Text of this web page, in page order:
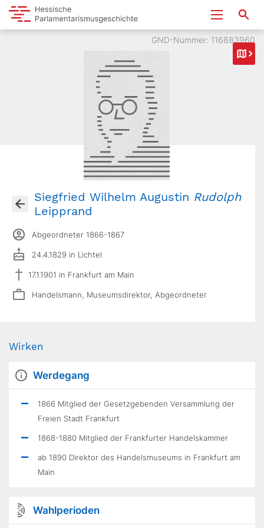
GND-Nummer: 116883960
Siegfried Wilhelm Augustin Rudolph
Leipprand
Abgeordneter 1866-1867
24.4.1829 in Lichtel
17.1.1901 in Frankfurt am Main
Handelsmann, Museumsdirektor, Abgeordneter
Wirken
Werdegang
1866 Mitglied der Gesetzgebenden Versammlung der
Freien Stadt Frankfurt
1868-1880 Mitglied der Frankfurter Handelskammer
ab 1890 Direktor des Handelsmuseums in Frankfurt am
Main
Wahlperioden